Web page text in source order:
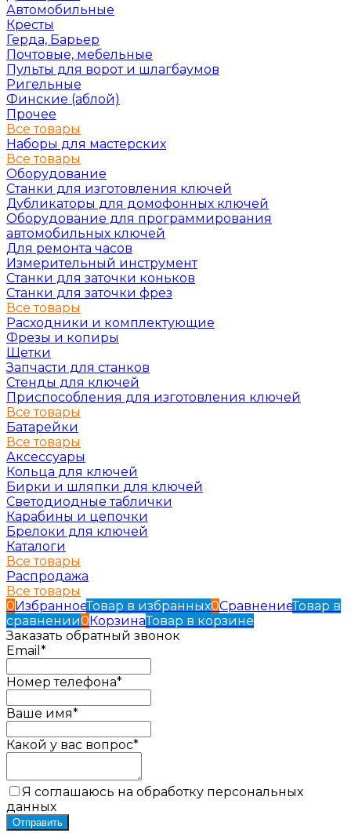
Автомобильные
Кресты
Герда, Барьер
Почтовые, мебельные
Пульты для ворот и шлагбаумов
Ригельные
Финские (аблой)
Прочее
Все товары
Наборы для мастерских
Все товары
Оборудование
Станки для изготовления ключей
Дубликаторы для домофонных ключей
Оборудование для программирования
автомобильных ключей
Для ремонта часов
Измерительный инструмент
Станки для заточки коньков
Станки для заточки фрез
Все товары
Расходники и комплектующие
Фрезы и копиры
Щетки
Запчасти для станков
Стенды для ключей
Приспособления для изготовления ключей
Все товары
Батарейки
Все товары
Аксессуары
Кольца для ключей
Бирки и шляпки для ключей
Светодиодные таблички
Карабины и цепочки
Брелоки для ключей
Каталоги
Все товары
Распродажа
Все товары
0ИзбранноеТовар в избранных0СравнениеТовар в
сравнении0КорзинаТовар в корзине
Заказать обратный звонок
Email*
Номер телефона*
Ваше имя*
Какой у вас вопрос*
Я соглашаюсь на обработку персональных
данных